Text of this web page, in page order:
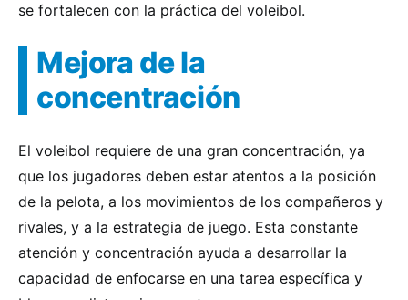
se fortalecen con la práctica del voleibol.
Mejora de la
concentración
El voleibol requiere de una gran concentración, ya
que los jugadores deben estar atentos a la posición
de la pelota, a los movimientos de los compañeros y
rivales, y a la estrategia de juego. Esta constante
atención y concentración ayuda a desarrollar la
capacidad de enfocarse en una tarea específica y